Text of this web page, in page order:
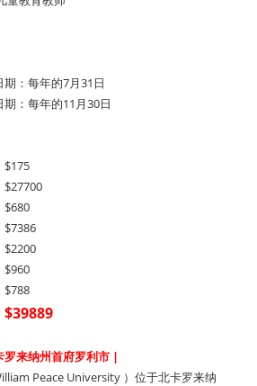
：每年的7月31日
：每年的11月30日
$960
$39889
来纳州首府罗利市 |
Peace University ）位于北卡罗来纳